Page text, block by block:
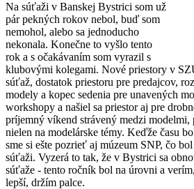
Na súťaži v Banskej Bystrici som už
pár pekných rokov nebol, buď som
nemohol, alebo sa jednoducho
nekonala. Konečne to vyšlo tento
rok a s očakávaním som vyrazil s
klubovými kolegami. Nové priestory v
súťaž, dostatok priestoru pre predajcov,
modely a kopec sedenia pre unavených
workshopy a našiel sa priestor aj pre
príjemný víkend strávený medzi modelmi,
nielen na modelárske témy. Keďže času
sme si ešte pozrieť aj múzeum SNP, čo
súťaži. Vyzerá to tak, že v Bystrici sa
súťaže - tento ročník bol na úrovni a
lepší, držím palce.